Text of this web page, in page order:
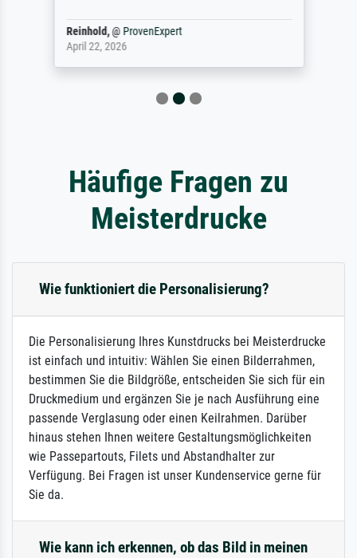
Reinhold,@ ProvenExpert
April 22, 2026
Häufige Fragen zu
Meisterdrucke
Wie funktioniert die Personalisierung?
Die Personalisierung Ihres Kunstdrucks bei Meisterdrucke
ist einfach und intuitiv: Wählen Sie einen Bilderrahmen,
bestimmen Sie die Bildgröße, entscheiden Sie sich für ein
Druckmedium und ergänzen Sie je nach Ausführung eine
passende Verglasung oder einen Keilrahmen. Darüber
hinaus stehen Ihnen weitere Gestaltungsmöglichkeiten
wie Passepartouts, Filets und Abstandhalter zur
Verfügung. Bei Fragen ist unser Kundenservice gerne für
Sie da.
Wie kann ich erkennen, ob das Bild in meinen